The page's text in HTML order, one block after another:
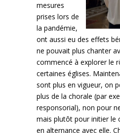
mesures
prises lors de
la pandémie,
ont aussi eu des effets
ne pouvait plus chanter
commencé à explorer le
certaines églises.
sont plus en vigueur, on
plus de la chorale (par
responsorial), non pour
mais plutôt pour initier le
en alternance avec elle.